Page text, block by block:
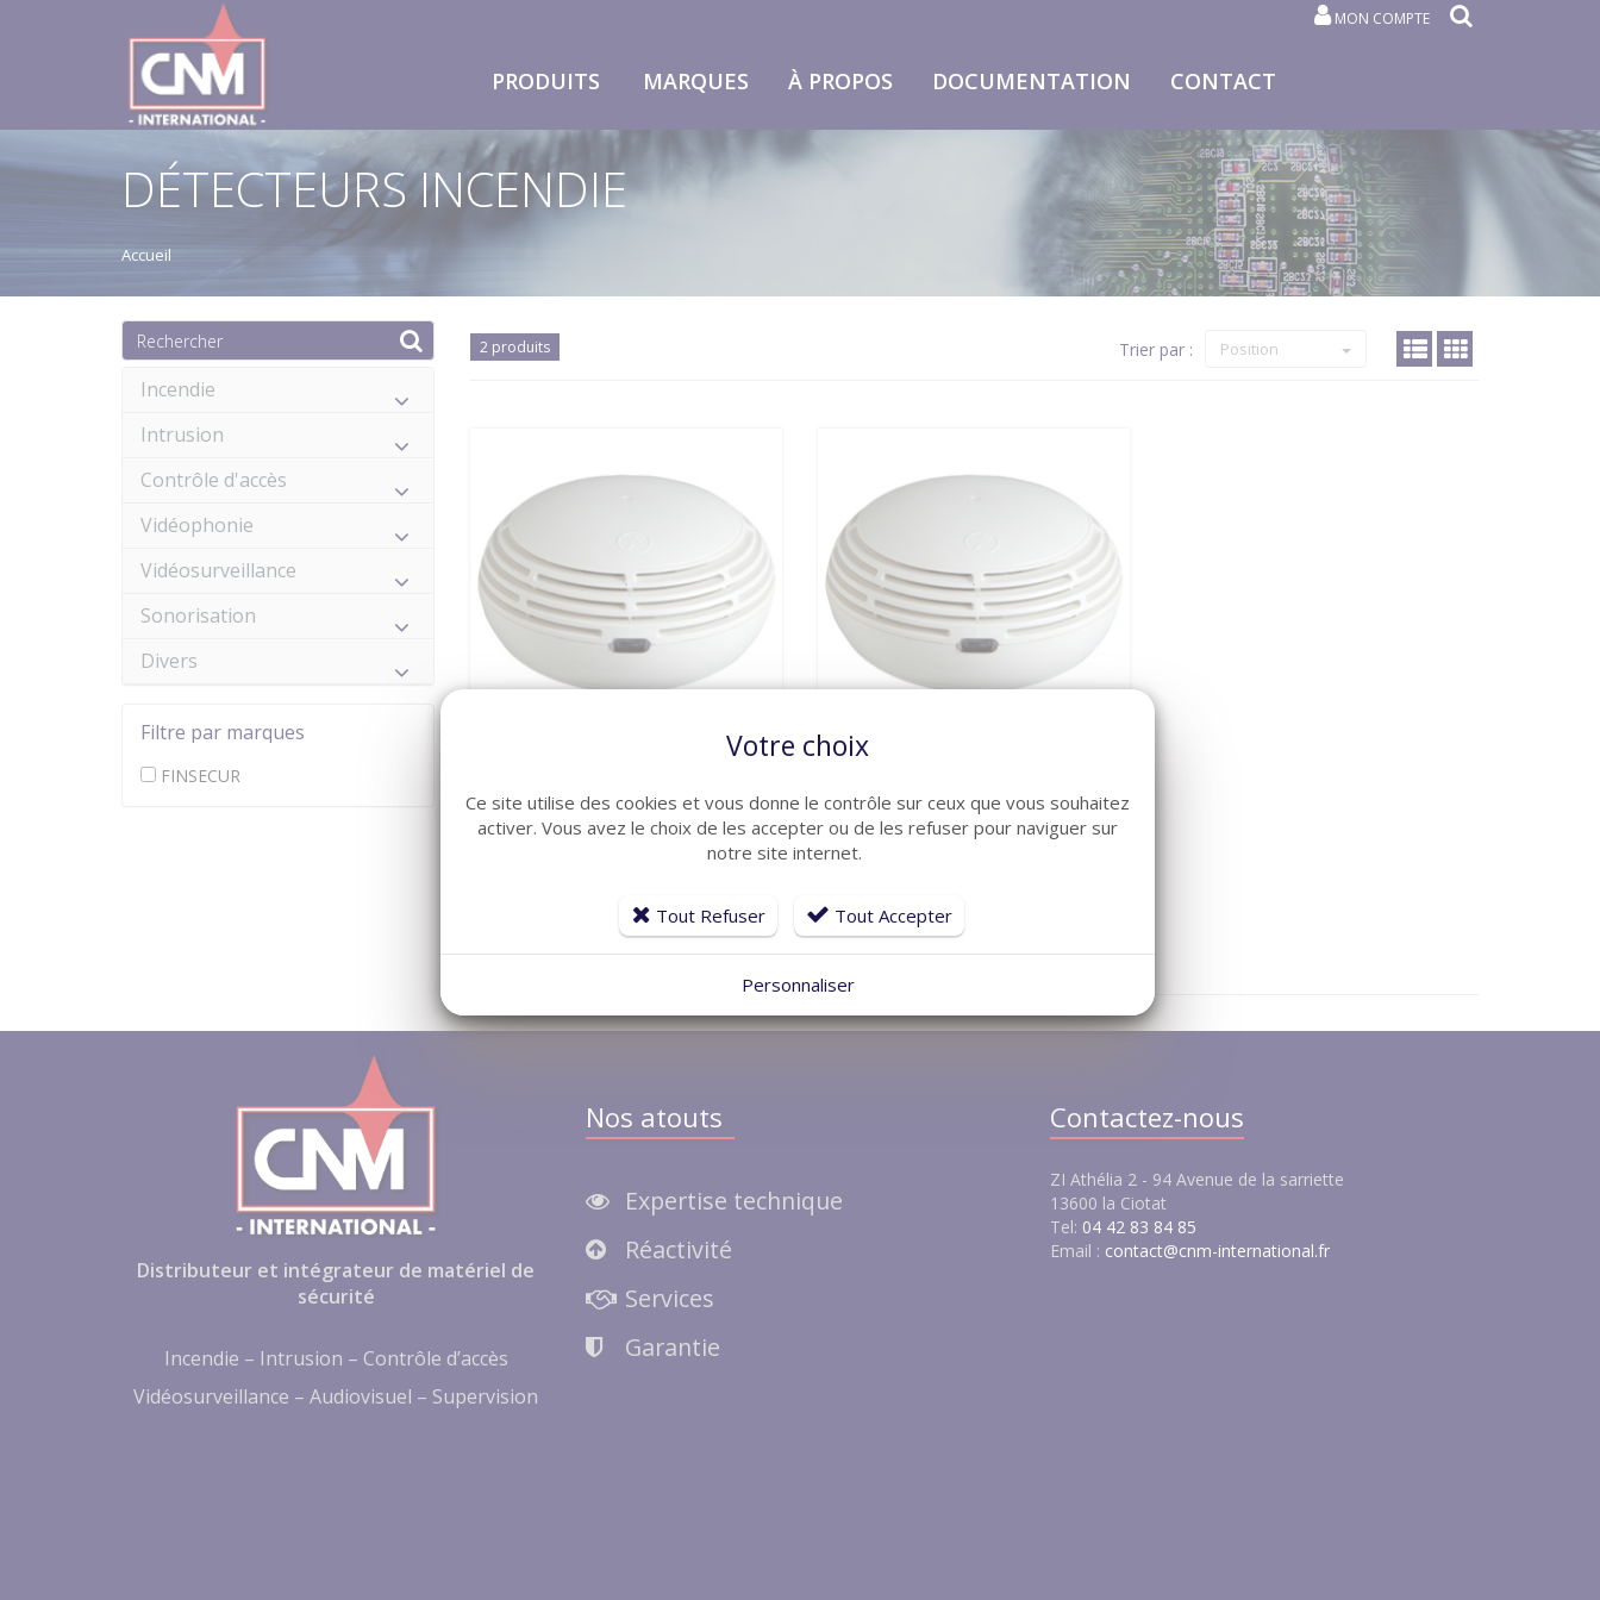
MON COMPTE
PRODUITS MARQUES À PROPOS DOCUMENTATION CONTACT
DÉTECTEURS INCENDIE
Accueil
Incendie
Intrusion
Contrôle d'accès
Vidéophonie
Vidéosurveillance
Sonorisation
Divers
Filtre par marques
FINSECUR
2 produits Trier par : Position
DETDA200
68,84 €
FINSECUR
DETAD201
115,18 €
Distributeur et intégrateur de matériel de
sécurité
Incendie – Intrusion – Contrôle d’accès
Vidéosurveillance – Audiovisuel – Supervision
Nos atouts
Expertise technique
Réactivité
Services
Garantie
Contactez-nous
ZI Athélia 2 - 94 Avenue de la sarriette
13600 la Ciotat
Tel: 04 42 83 84 85
Email : contact@cnm-international.fr
Votre choix
Ce site utilise des cookies et vous donne le contrôle sur ceux que vous souhaitez
activer. Vous avez le choix de les accepter ou de les refuser pour naviguer sur
notre site internet.
Tout Refuser Tout Accepter
Personnaliser